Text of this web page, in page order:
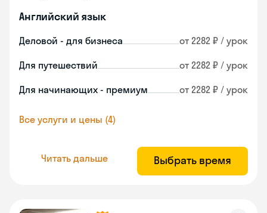
Английский язык
Деловой - для бизнеса от 2282 ₽ / урок
Для путешествий от 2282 ₽ / урок
Для начинающих - премиум от 2282 ₽ / урок
Все услуги и цены (4)
Читать дальше Выбрать время